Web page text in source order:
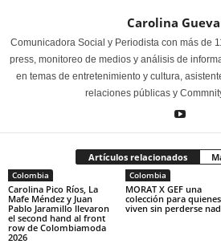
Carolina
Comunicadora Social y Periodista con más de
press, monitoreo de medios y análisis de
en temas de entretenimiento y cultura,
relaciones públicas y
Artículos relacionados
Colombia
Carolina Pico Ríos, La
Mafe Méndez y Juan
Pablo Jaramillo llevaron
el second hand al front
row de Colombiamoda
2026
Colombia
MORAT X GEF una
colección para quienes
viven sin perderse